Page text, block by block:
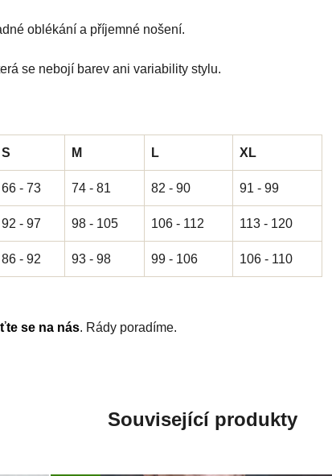
oblékání a příjemné nošení.
se nebojí barev ani variability stylu.
S M L XL
66 - 73 74 - 81 82 - 90 91 - 99
92 - 97 98 - 105 106 - 112 113 - 120
86 - 92 93 - 98 99 - 106 106 - 110
se na nás. Rády poradíme.
Související produkty